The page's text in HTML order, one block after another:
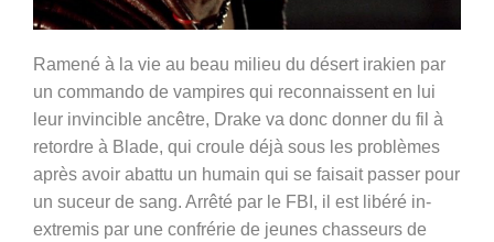
Ramené à la vie au beau milieu du désert irakien par
un commando de vampires qui reconnaissent en lui
leur invincible ancêtre, Drake va donc donner du fil à
retordre à Blade, qui croule déjà sous les problèmes
après avoir abattu un humain qui se faisait passer pour
un suceur de sang. Arrêté par le FBI, il est libéré in-
extremis par une confrérie de jeunes chasseurs de